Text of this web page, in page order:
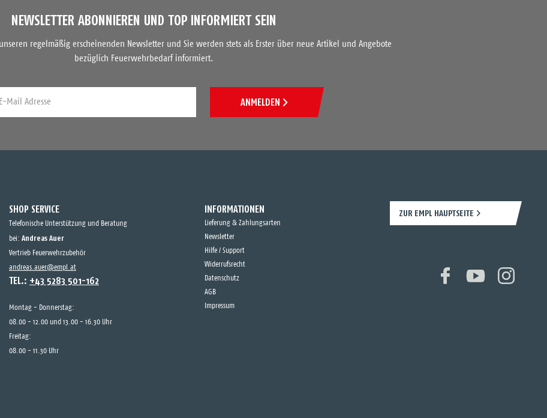
NEWSLETTER ABONNIEREN UND TOP INFORMIERT SEIN
regelmäßig erscheinenden Newsletter und Sie werden stets als Erster über neue Artikel und Angebote
bezüglich Feuerwehrbedarf informiert.
ANMELDEN
SHOP SERVICE
Telefonische Unterstützung und Beratung
bei: Andreas Auer
Vertrieb Feuerwehrzubehör
andreas.auer@empl.at
TEL.: +43 5283 501-162
Montag - Donnerstag:
08.00 - 12.00 und 13.00 - 16.30 Uhr
Freitag:
08.00 - 11.30 Uhr
INFORMATIONEN
Lieferung & Zahlungsarten
Newsletter
Hilfe / Support
Widerrufsrecht
Datenschutz
AGB
Impressum
ZUR EMPL HAUPTSEITE